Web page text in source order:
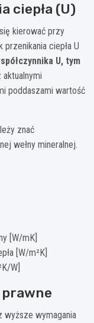
ciepła (U)
kierować przy
ciepła U
U, tym
poddaszami wartość
znać
wełny mineralnej.
[W/mK]
[W/m²K]
W]
wyższe wymagania